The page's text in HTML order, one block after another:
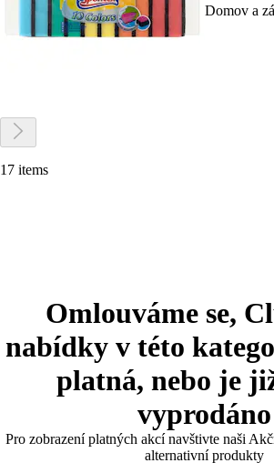
Domov a
17 items
Omlouváme se,
nabídky v této
platná, nebo je
vyprodáno
Pro zobrazení platných akcí navštivte naši
alternativní produkty